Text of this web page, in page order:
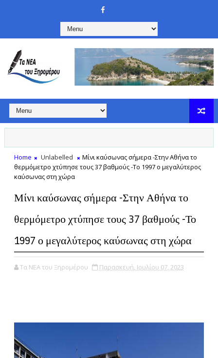
Home Unlabelled
Μίνι καύσωνας σήμερα -Στην Αθήνα το
θερμόμετρο χτύπησε τους 37 βαθμούς -Το 1997 ο μεγαλύτερος
καύσωνας στη χώρα
Μίνι καύσωνας σήμερα -Στην Αθήνα το
θερμόμετρο χτύπησε τους 37 βαθμούς -Το
1997 ο μεγαλύτερος καύσωνας στη χώρα
Τα ΝΕΑ του Ξηρομέρου Παρασκευή, Ιουλίου 07, 2023